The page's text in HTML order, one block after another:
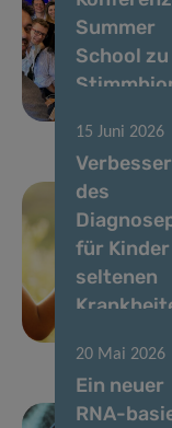
Summer
School zu
15 Juni 2026
des
für
seltenen
20 Mai 2026
Ein neuer
RNA-